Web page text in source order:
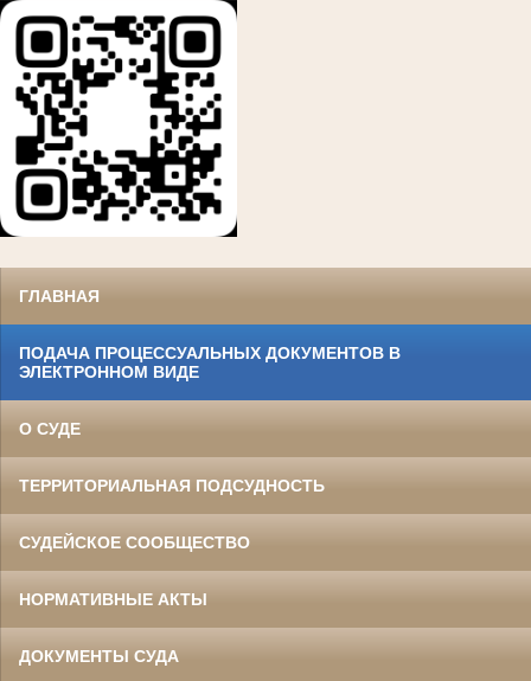
ГЛАВНАЯ
ПОДАЧА ПРОЦЕССУАЛЬНЫХ ДОКУМЕНТОВ В
ЭЛЕКТРОННОМ ВИДЕ
О СУДЕ
ТЕРРИТОРИАЛЬНАЯ ПОДСУДНОСТЬ
СУДЕЙСКОЕ СООБЩЕСТВО
НОРМАТИВНЫЕ АКТЫ
ДОКУМЕНТЫ СУДА